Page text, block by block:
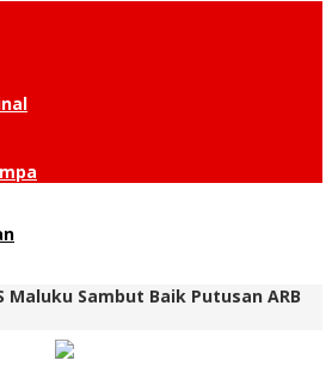
Maluku Sambut Baik Putusan ARB